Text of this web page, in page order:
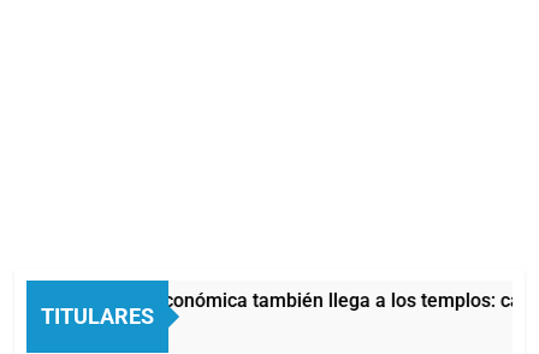
TITULARES
La crisis económica también llega a los templos:
6 Horas Atrás